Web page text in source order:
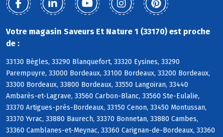
Votre magasin Saveurs Et Nature 1 (33170) est proche
de :
33130 Bègles, 33290 Blanquefort, 33320 Eysines, 33290
Parempuyre, 33000 Bordeaux, 33100 Bordeaux, 33200 Bordeaux,
33300 Bordeaux, 33800 Bordeaux, 33550 Langoiran, 33440
Ambarès-et-Lagrave, 33560 Carbon-Blanc, 33560 Ste-Eulalie,
33370 Artigues-près-Bordeaux, 33150 Cenon, 33450 Montussan,
33370 Yvrac, 33880 Baurech, 33370 Bonnetan, 33880 Cambes,
33360 Camblanes-et-Meynac, 33360 Carignan-de-Bordeaux, 33360